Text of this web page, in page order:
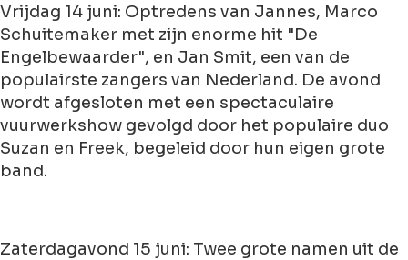
Vrijdag 14 juni: Optredens van Jannes, Marco
Schuitemaker met zijn enorme hit "De
Engelbewaarder", en Jan Smit, een van de
populairste zangers van Nederland. De avond
wordt afgesloten met een spectaculaire
vuurwerkshow gevolgd door het populaire duo
Suzan en Freek, begeleid door hun eigen grote
band.
Zaterdagavond 15 juni: Twee grote namen uit de